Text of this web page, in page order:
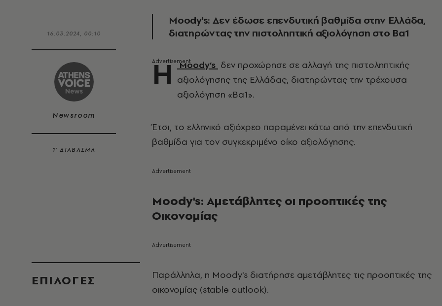
16.03.2024, 00:10
Newsroom
1’ ΔΙΑΒΑΣΜΑ
EΠΙΛΟΓΈΣ
Moody's: Δεν έδωσε επενδυτική βαθμίδα στην Ελλάδα,
διατηρώντας την πιστοληπτική αξιολόγηση στο Ba1
Η Moody’s δεν προχώρησε σε αλλαγή της πιστοληπτικής
αξιολόγησης της Ελλάδας, διατηρώντας την τρέχουσα
αξιολόγηση «Ba1».
Έτσι, το ελληνικό αξιόχρεο παραμένει κάτω από την επενδυτική
βαθμίδα για τον συγκεκριμένο οίκο αξιολόγησης.
Moody's: Αμετάβλητες οι προοπτικές της
Οικονομίας
Παράλληλα, η Moody's διατήρησε αμετάβλητες τις προοπτικές της
οικονομίας (stable outlook).